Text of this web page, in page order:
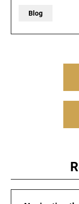
Blog